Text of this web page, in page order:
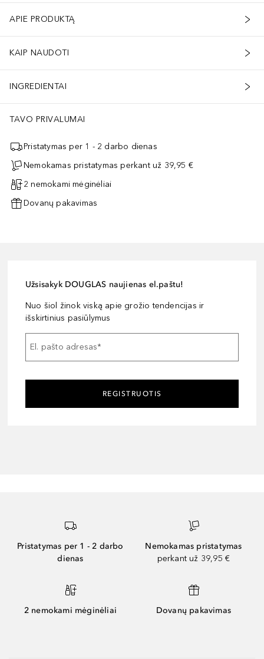
APIE PRODUKTĄ
KAIP NAUDOTI
INGREDIENTAI
TAVO PRIVALUMAI
Pristatymas per 1 - 2 darbo dienas
Nemokamas pristatymas perkant už 39,95 €
2 nemokami mėginėliai
Dovanų pakavimas
Užsisakyk DOUGLAS naujienas el.paštu!
Nuo šiol žinok viską apie grožio tendencijas ir
išskirtinius pasiūlymus
El. pašto adresas*
REGISTRUOTIS
Pristatymas per 1 - 2 darbo
dienas
Nemokamas pristatymas
perkant už 39,95 €
2 nemokami mėginėliai Dovanų pakavimas